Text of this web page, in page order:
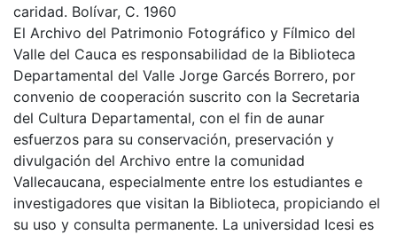
caridad. Bolívar, C. 1960
El Archivo del Patrimonio Fotográfico y Fílmico del
Valle del Cauca es responsabilidad de la Biblioteca
Departamental del Valle Jorge Garcés Borrero, por
convenio de cooperación suscrito con la Secretaria
del Cultura Departamental, con el fin de aunar
esfuerzos para su conservación, preservación y
divulgación del Archivo entre la comunidad
Vallecaucana, especialmente entre los estudiantes e
investigadores que visitan la Biblioteca, propiciando el
su uso y consulta permanente. La universidad Icesi es